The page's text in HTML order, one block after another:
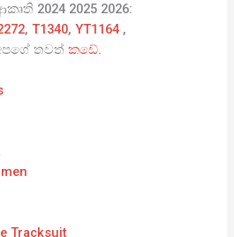
2024 2025 2026:
,T1340,YT1164 ,
තවත්කඩේ.
Tracksuit